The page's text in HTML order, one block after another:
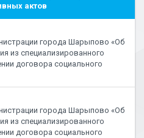
актов
города Шарыпово «Об
из специализированного
договора социального
города Шарыпово «Об
из специализированного
договора социального